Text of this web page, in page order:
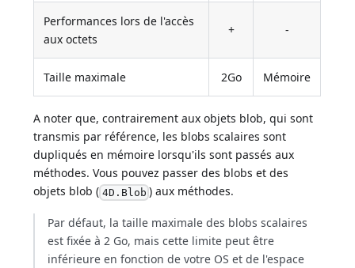
Performances lors de l'accès
aux octets
+ -
Taille maximale 2Go Mémoire
A noter que, contrairement aux objets blob, qui sont
transmis par référence, les blobs scalaires sont
dupliqués en mémoire lorsqu'ils sont passés aux
méthodes. Vous pouvez passer des blobs et des
objets blob ( 4D.Blob ) aux méthodes.
Par défaut, la taille maximale des blobs scalaires
est fixée à 2 Go, mais cette limite peut être
inférieure en fonction de votre OS et de l'espace